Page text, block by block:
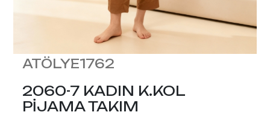
ATÖLYE1762
2060-7 KADIN K.KOL
PİJAMA TAKIM